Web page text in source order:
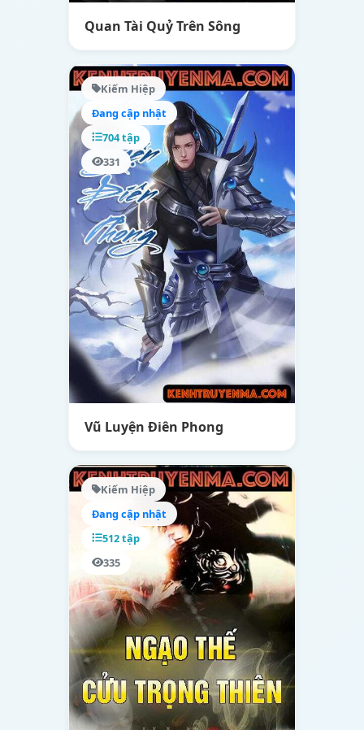
Quan Tài Quỷ Trên Sông
Kiếm Hiệp
Đang cập nhật
704 tập
331
Vũ Luyện Điên Phong
Kiếm Hiệp
Đang cập nhật
512 tập
335